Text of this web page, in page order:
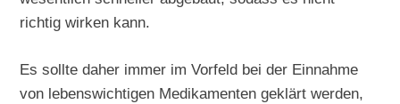
richtig wirken kann.
Es sollte daher immer im Vorfeld bei der Einnahme
von lebenswichtigen Medikamenten geklärt werden,